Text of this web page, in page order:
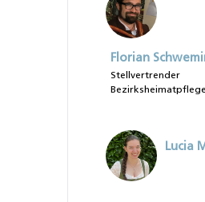
Florian
Stellvertrender
Lucia